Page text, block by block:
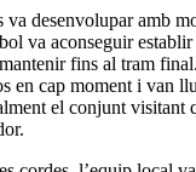
va desenvolupar amb
va aconseguir
fins al tram
en cap moment i van
el conjunt visitant